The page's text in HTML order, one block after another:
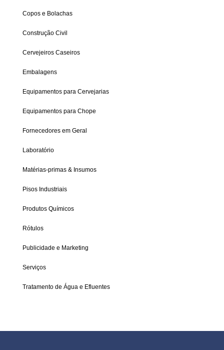
Copos e Bolachas
Construção Civil
Cervejeiros Caseiros
Embalagens
Equipamentos para Cervejarias
Equipamentos para Chope
Fornecedores em Geral
Laboratório
Matérias-primas & Insumos
Pisos Industriais
Produtos Químicos
Rótulos
Publicidade e Marketing
Serviços
Tratamento de Água e Efluentes